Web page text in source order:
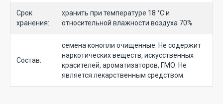
Срок
хранения:
хранить при температуре 18 °C и
относительной влажности воздуха 70%
Состав:
семена конопли очищенные. Не содержит
наркотических веществ, искусственных
красителей, ароматизаторов, ГМО. Не
является лекарственным средством.